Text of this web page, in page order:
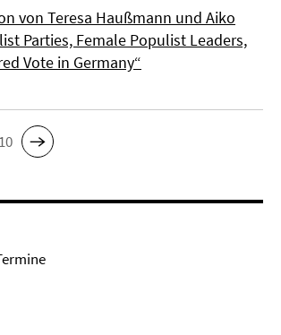
von Teresa Haußmann und Aiko
Parties, Female Populist Leaders,
Vote in Germany“